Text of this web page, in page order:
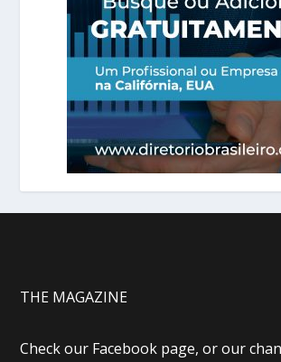
THE MAGAZINE
Check our Facebook page, or our